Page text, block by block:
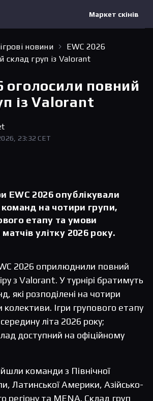
Маркет скінів
новини
EWC 2026
склад груп із Valorant
оголосили повний
із Valorant
23:32 CET
EWC 2026 опублікували
команд на чотири групи,
етапу та умови
улітку 2026 року.
2026 оприлюднили повний
з Valorant. У турнірі братимуть
які розподілені на чотири
колективи. Ігри групового етапу
літа 2026 року;
доступний на офіційному
команди з Північної
Латинської Америки, Азійсько-
регіону та MENA. Склад груп